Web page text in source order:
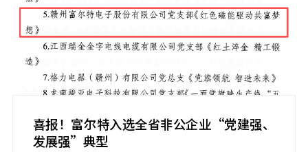
喜报！富尔特入选全省非公企业“党建强、
发展强”典型